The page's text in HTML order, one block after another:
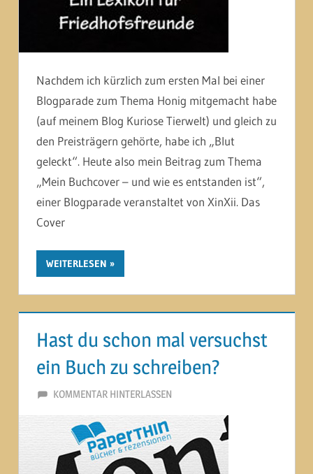
Nachdem ich kürzlich zum ersten Mal bei einer
Blogparade zum Thema Honig mitgemacht habe
(auf meinem Blog Kuriose Tierwelt) und gleich zu
den Preisträgern gehörte, habe ich „Blut
geleckt“. Heute also mein Beitrag zum Thema
„Mein Buchcover – und wie es entstanden ist“,
einer Blogparade veranstaltet von XinXii. Das
Cover
WEITERLESEN
Hast du schon mal versuchst
ein Buch zu schreiben?
24. AUGUST 2013
MARTINA BERG
KOMMENTAR HINTERLASSEN